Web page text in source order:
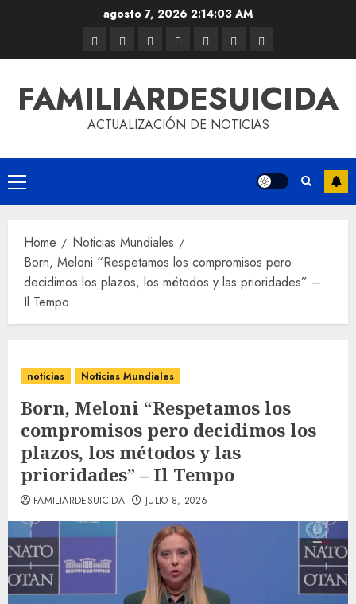
agosto 7, 2026 2:14:03 AM
FAMILIARDESUICIDA
ACTUALIZACIÓN DE NOTICIAS
Home
Noticias Mundiales
Born, Meloni “Respetamos los compromisos pero
decidimos los plazos, los métodos y las prioridades” –
Il Tempo
noticias Noticias Mundiales
Born, Meloni “Respetamos los
compromisos pero decidimos los
plazos, los métodos y las
prioridades” – Il Tempo
FAMILIARDESUICIDA JULIO 8, 2026